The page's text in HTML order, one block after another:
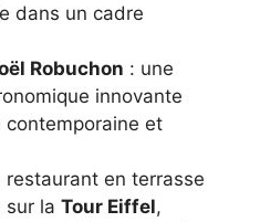
dans un cadre
Robuchon : une
innovante
contemporaine et
restaurant en terrasse
sur la Tour Eiffel,